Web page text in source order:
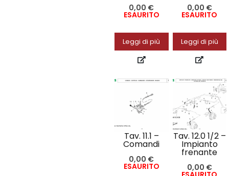
0,00 €
ESAURITO
Leggi di più
0,00 €
ESAURITO
Leggi di più
Tav. 11.1 –
Comandi
0,00 €
ESAURITO
Tav. 12.0 1/2 –
Impianto
frenante
0,00 €